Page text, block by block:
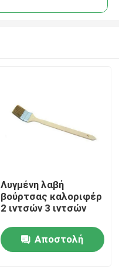
Λυγμένη λαβή
βούρτσας καλοριφέρ
2 ιντσών 3 ιντσών
Αποστολή